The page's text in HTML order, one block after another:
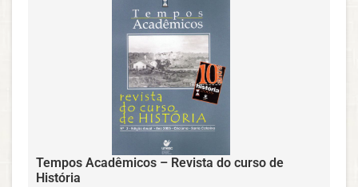
Tempos Acadêmicos – Revista do curso de
História